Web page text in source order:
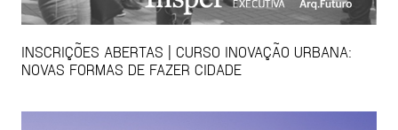
INSCRIÇÕES ABERTAS | CURSO INOVAÇÃO URBANA:
NOVAS FORMAS DE FAZER CIDADE